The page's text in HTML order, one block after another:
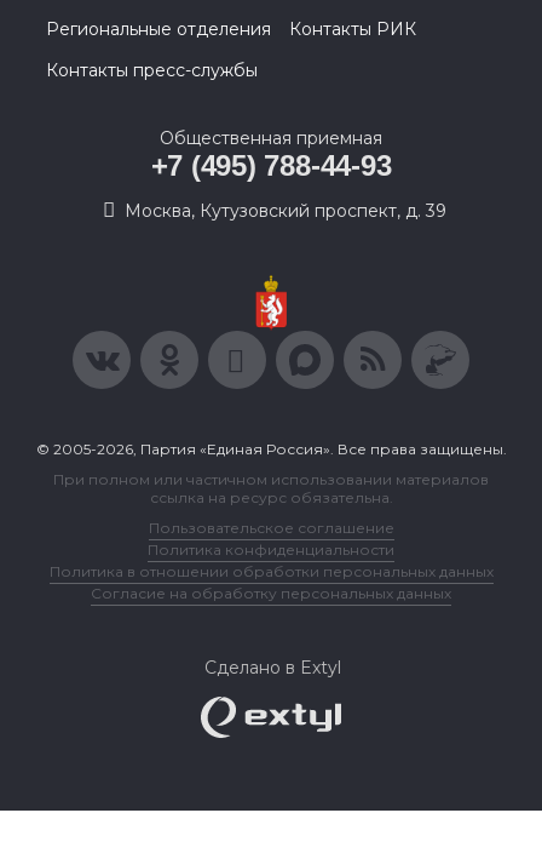
Региональные отделения
Контакты РИК
Контакты пресс-службы
Общественная приемная
+7 (495) 788-44-93
Москва, Кутузовский проспект, д. 39
© 2005-2026, Партия «Единая Россия». Все права защищены.
При полном или частичном использовании материалов
ссылка на ресурс обязательна.
Пользовательское соглашение
Политика конфиденциальности
Политика в отношении обработки персональных данных
Согласие на обработку персональных данных
Сделано в Extyl